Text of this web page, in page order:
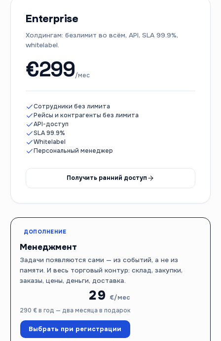
Enterprise
Холдингам: безлимит во всём, API, SLA 99.9%,
whitelabel.
€299/мес
Сотрудники без лимита
Рейсы и контрагенты без лимита
API-доступ
SLA 99.9%
Whitelabel
Персональный менеджер
Получить ранний доступ
ДОПОЛНЕНИЕ
Менеджмент
Задачи появляются сами — из событий, а не из
памяти. И весь торговый контур: склад, закупки,
заказы, цены, деньги, доставка.
29 €/мес
290 € в год — два месяца в подарок
Выбрать при регистрации